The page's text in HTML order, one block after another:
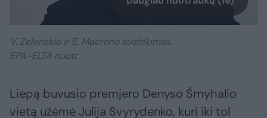
V. Zelenskio ir E. Macrono susitikimas.
EPA-ELTA nuotr.
Liepą buvusio premjero Denyso Šmyhalio
vietą užėmė Julija Svyrydenko, kuri iki tol